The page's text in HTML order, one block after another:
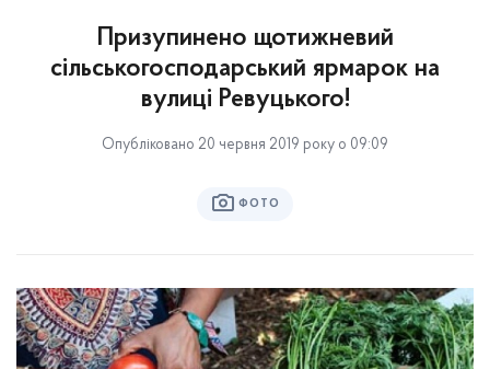
Призупинено щотижневий
сільськогосподарський ярмарок на
вулиці Ревуцького!
Опубліковано 20 червня 2019 року о 09:09
ФОТО